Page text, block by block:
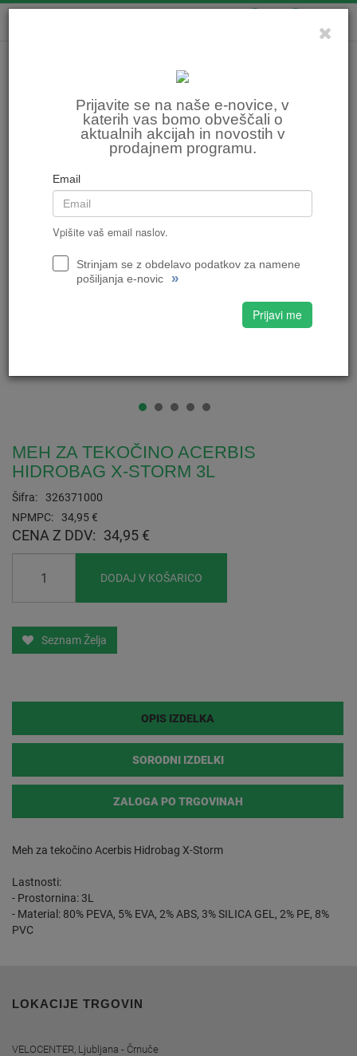
Prijavite se na naše e-novice, v
katerih vas bomo obveščali o
aktualnih akcijah in novostih v
prodajnem programu.
Email
Vpišite vaš email naslov.
Strinjam se z obdelavo podatkov za namene
pošiljanja e-novic
»
Prijavi me
MEH ZA TEKOČINO ACERBIS
HIDROBAG X-STORM 3L
Šifra:
326371000
NPMPC:
34,95 €
CENA Z DDV: 34,95 €
DODAJ V KOŠARICO
Seznam Želja
OPIS IZDELKA
SORODNI IZDELKI
ZALOGA PO TRGOVINAH
Meh za tekočino Acerbis Hidrobag X-Storm
Lastnosti:
- Prostornina: 3L
- Material: 80% PEVA, 5% EVA, 2% ABS, 3% SILICA GEL, 2% PE, 8%
PVC
LOKACIJE TRGOVIN
VELOCENTER, Ljubljana - Črnuče